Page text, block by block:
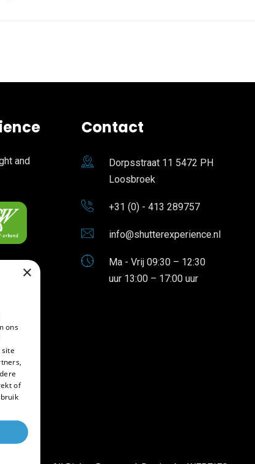
and
Contact
Dorpsstraat 11 5472 PH
Loosbroek
+31 (0) - 413 289757
info@shutterexperience.nl
Ma - Vrij 09:30 – 12:30
uur 13:00 – 17:00 uur
×
ons
of